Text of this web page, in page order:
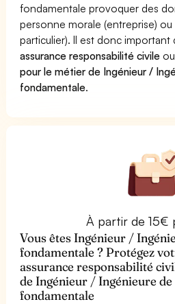
fondamentale provoquer des
personne morale (entreprise) ou
particulier). Il est donc important
assurance responsabilité civile
pour le métier de Ingénieur /
fondamentale.
À partir de 15€
Vous êtes Ingénieur /
fondamentale ? Protégez
assurance responsabilité
de Ingénieur / Ingénieure
fondamentale